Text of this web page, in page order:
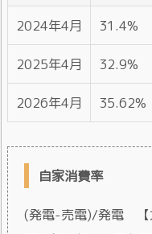
2024年4月 31.4%
2025年4月 32.9%
2026年4月 35.62%
自家消費率
(発電-売電)/発電 【